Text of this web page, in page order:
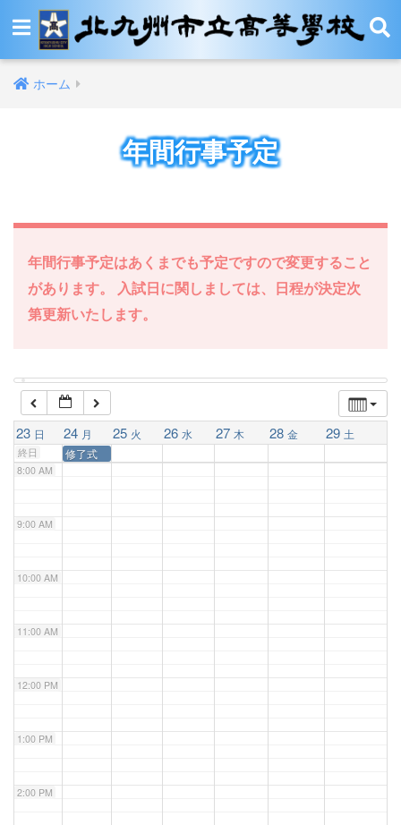
ホーム
年間行事予定
年間行事予定はあくまでも予定ですので変更すること
があります。 入試日に関しましては、日程が決定次
第更新いたします。
23 日 24 月 25 火 26 水 27 木 28 金 29 土
終日 修了式
12:00 AM
1:00 AM
4:00 AM
5:00 AM
7:00 AM
8:00 AM
9:00 AM
10:00 AM
11:00 AM
12:00 PM
1:00 PM
2:00 PM